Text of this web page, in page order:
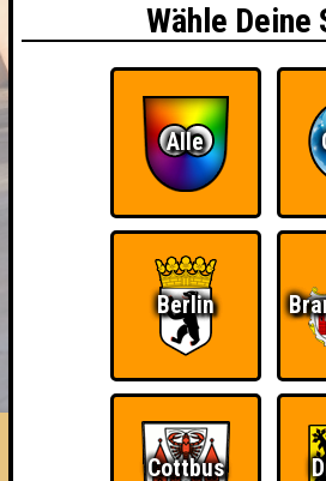
HIGHSCORE
ÜBER
Wähle Deine
Alle
Berlin
Cottbus